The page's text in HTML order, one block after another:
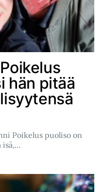
hän pitää
Poikelus puoliso on
isä,…